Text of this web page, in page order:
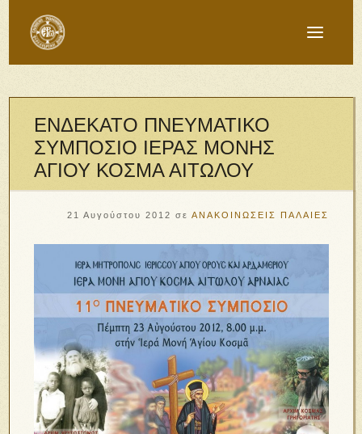
ΕΝΔΕΚΑΤΟ ΠΝΕΥΜΑΤΙΚΟ
ΣΥΜΠΟΣΙΟ ΙΕΡΑΣ ΜΟΝΗΣ
ΑΓΙΟΥ ΚΟΣΜΑ ΑΙΤΩΛΟΥ
21 Αυγούστου 2012 σε ΑΝΑΚΟΙΝΩΣΕΙΣ ΠΑΛΑΙΕΣ